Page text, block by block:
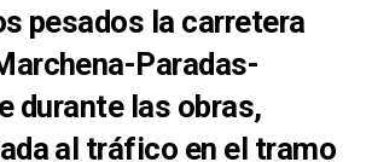
pesados la carretera
Paradas-
durante las obras,
al tráfico en el tramo